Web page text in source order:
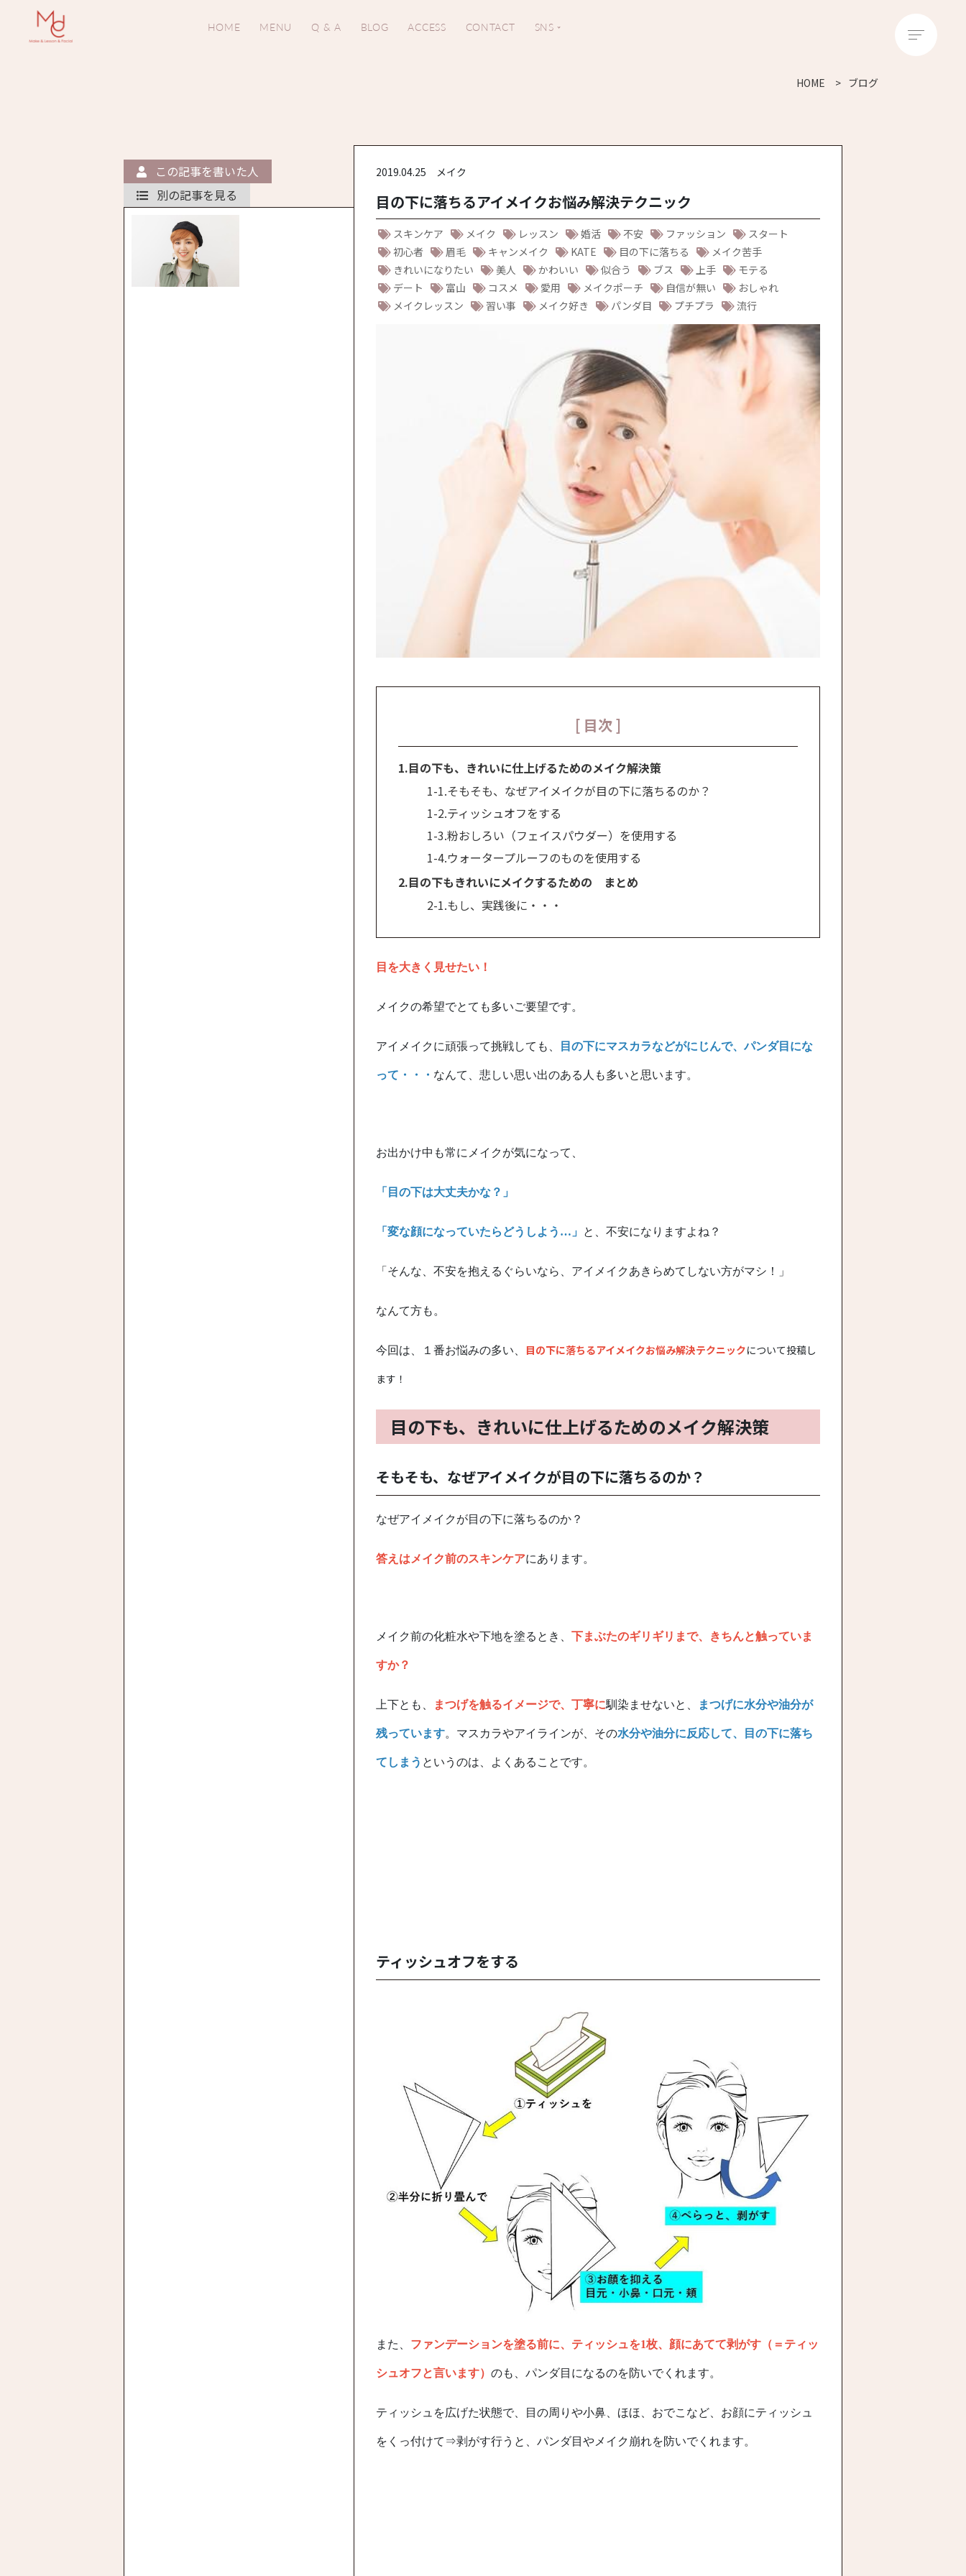
HOME MENU Q & A BLOG ACCESS CONTACT SNS
HOME ブログ
2019.04.25 メイク
目の下に落ちるアイメイクお悩み解決テクニック
スキンケア メイク レッスン 婚活 不安 ファッション
スタート
初心者
眉毛 キャンメイク KATE 目の下に落ちる
メイク苦手
きれいになりたい
美人 かわいい 似合う ブス 上手
モテる
デート
富山 コスメ 愛用 メイクポーチ 自信が無い
おしゃれ
メイクレッスン
習い事 メイク好き パンダ目 プチプラ 流行
[ 目次 ]
1.目の下も、きれいに仕上げるためのメイク解決策
1-1.そもそも、なぜアイメイクが目の下に落ちるのか？
1-2.ティッシュオフをする
1-3.粉おしろい（フェイスパウダー）を使用する
1-4.ウォータープルーフのものを使用する
2.目の下もきれいにメイクするための まとめ
2-1.もし、実践後に・・・
目を大きく見せたい！
メイクの希望でとても多いご要望です。
アイメイクに頑張って挑戦しても、 目の下にマスカラなどがにじんで、パンダ目にな
って・・・ なんて、悲しい思い出のある人も多いと思います。
お出かけ中も常にメイクが気になって、
「目の下は大丈夫かな？」
「変な顔になっていたらどうしよう…」 と、不安になりますよね？
「そんな、不安を抱えるぐらいなら、アイメイクあきらめてしない方がマシ！」
なんて方も。
今回は、１番お悩みの多い、 目の下に落ちるアイメイクお悩み解決テクニックについて投稿し
ます！
目の下も、きれいに仕上げるためのメイク解決策
そもそも、なぜアイメイクが目の下に落ちるのか？
なぜアイメイクが目の下に落ちるのか？
答えはメイク前のスキンケアにあります。
メイク前の化粧水や下地を塗るとき、 下まぶたのギリギリまで、きちんと触っていま
すか？
上下とも、 まつげを触るイメージで、丁寧に馴染ませないと、 まつげに水分や油分が
残っています。マスカラやアイラインが、その水分や油分に反応して、目の下に落ち
てしまう というのは、よくあることです。
ティッシュオフをする
また、 ファンデーションを塗る前に、ティッシュを1枚、顔にあてて剥がす（＝ティッ
シュオフと言います） のも、パンダ目になるのを防いでくれます。
ティッシュを広げた状態で、目の周りや小鼻、ほほ、おでこなど、お顔にティッシュ
をくっ付けて⇒剥がす行うと、パンダ目やメイク崩れを防いでくれます。
この記事を書いた人
別の記事を見る